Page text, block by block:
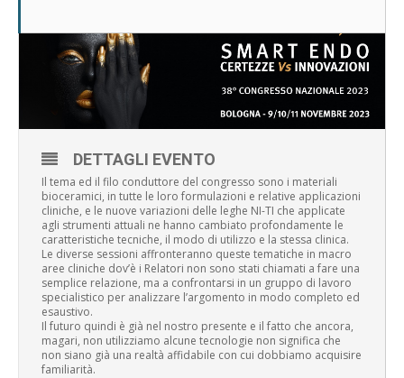
DETTAGLI EVENTO
Il tema ed il filo conduttore del congresso sono i materiali
bioceramici, in tutte le loro formulazioni e relative applicazioni
cliniche, e le nuove variazioni delle leghe NI-TI che applicate
agli strumenti attuali ne hanno cambiato profondamente le
caratteristiche tecniche, il modo di utilizzo e la stessa clinica.
Le diverse sessioni affronteranno queste tematiche in macro
aree cliniche dov’è i Relatori non sono stati chiamati a fare una
semplice relazione, ma a confrontarsi in un gruppo di lavoro
specialistico per analizzare l’argomento in modo completo ed
esaustivo.
Il futuro quindi è già nel nostro presente e il fatto che ancora,
magari, non utilizziamo alcune tecnologie non significa che
non siano già una realtà affidabile con cui dobbiamo acquisire
familiarità.